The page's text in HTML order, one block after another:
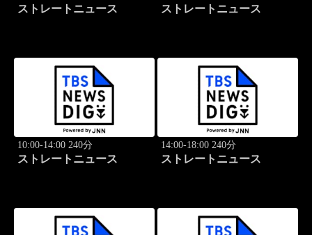
ストレートニュース ストレートニュース
10:00-14:00 240分
ストレートニュース
14:00-18:00 240分
ストレートニュース